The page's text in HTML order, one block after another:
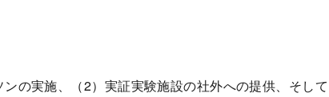
の実施、（2）実証実験施設の社外への提供、そして